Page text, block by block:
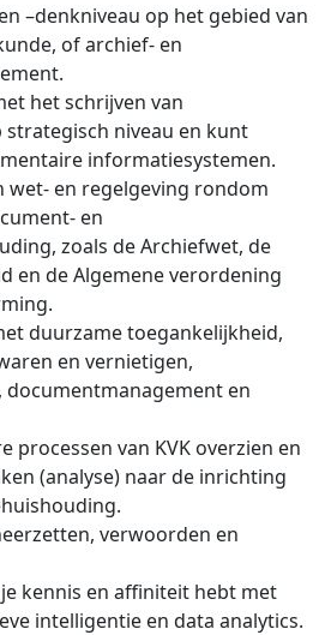
–denkniveau op het gebied van
of archief- en
het schrijven van
niveau en kunt
informatiesystemen.
wet- en regelgeving rondom
en
zoals de Archiefwet, de
en de Algemene verordening
duurzame toegankelijkheid,
en vernietigen,
en
processen van KVK overzien en
(analyse) naar de inrichting
verwoorden en
kennis en affiniteit hebt met
intelligentie en data analytics.